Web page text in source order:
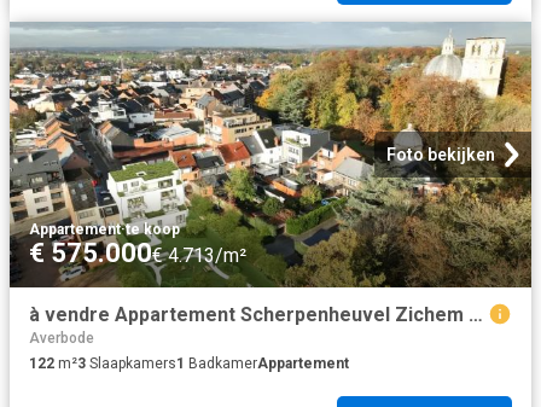
Foto bekijken
Appartement·te koop
€ 575.000€ 4.713/m²
à vendre Appartement Scherpenheuvel Zichem Diestsestraat
Averbode
122 m²3 Slaapkamers1 BadkamerAppartement